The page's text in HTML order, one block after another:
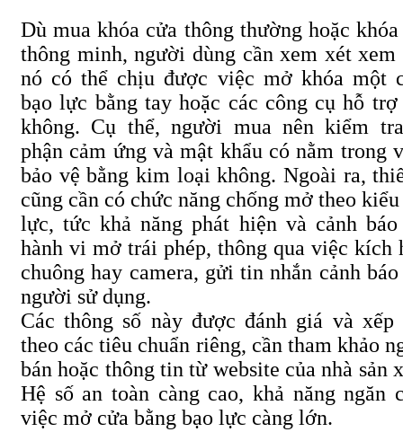
Dù mua khóa cửa thông thường hoặc
thông minh, người dùng cần xem xét
nó có thể chịu được việc mở khóa một
bạo lực bằng tay hoặc các công cụ hỗ trợ
không. Cụ thể, người mua nên kiểm
phận cảm ứng và mật khẩu có nằm trong
bảo vệ bằng kim loại không. Ngoài ra,
cũng cần có chức năng chống mở theo
lực, tức khả năng phát hiện và cảnh báo
hành vi mở trái phép, thông qua việc kích
chuông hay camera, gửi tin nhắn cảnh
người sử dụng.
Các thông số này được đánh giá và xếp
theo các tiêu chuẩn riêng, cần tham khảo
bán hoặc thông tin từ website của nhà sản
Hệ số an toàn càng cao, khả năng ngăn
việc mở cửa bằng bạo lực càng lớn.